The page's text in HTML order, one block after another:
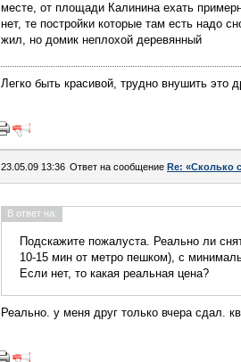
месте, от площади Калинина ехать
нет, те постройки которые там есть надо
жил, но домик неплохой деревянный
Легко быть красивой, трудно внушить это
23.05.09 13:36 Ответ на сообщение Re: «Сколько
В ответ на:
Подскажите пожалуста. Реально ли
10-15 мин от метро пешком), с
Если нет, то какая реальная цена?
Реально. у меня друг только вчера сдал.